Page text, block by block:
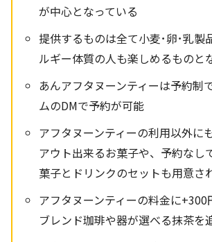
が中心となっている
提供するものは全て小麦･卵･乳製
ルギー体質の人も楽しめるものと
あんアフタヌーンティーは予約制
ムのDMで予約が可能
アフタヌーンティーの利用以外に
アウト出来るお菓子や、予約なし
菓子とドリンクのセットも用意さ
アフタヌーンティーの料金に+300
ブレンド珈琲や器が選べる抹茶を